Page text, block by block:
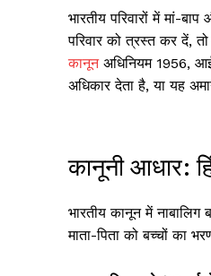
भारतीय परिवारों में मां-
परिवार को त्रस्त कर दें,
कानूनअधिनियम 1956,
अधिकार देता है, या यह
कानूनी आधार:
भारतीय कानून में
माता-पिता को बच्चों का